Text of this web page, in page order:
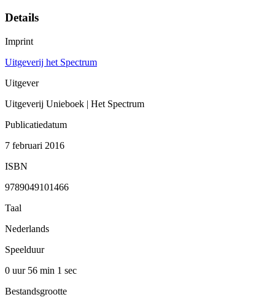
Details
Imprint
Uitgeverij het Spectrum
Uitgever
Uitgeverij Unieboek | Het Spectrum
Publicatiedatum
7 februari 2016
ISBN
9789049101466
Taal
Nederlands
Speelduur
0 uur 56 min 1 sec
Bestandsgrootte